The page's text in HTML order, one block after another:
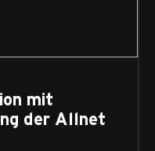
mit
der Allnet